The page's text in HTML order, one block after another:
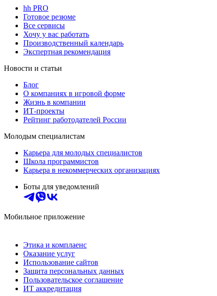
hh PRO
Готовое резюме
Все сервисы
Хочу у вас работать
Производственный календарь
Экспертная рекомендация
Новости и статьи
Блог
О компаниях в игровой форме
Жизнь в компании
ИТ-проекты
Рейтинг работодателей России
Молодым специалистам
Карьера для молодых специалистов
Школа программистов
Карьера в некоммерческих организациях
Боты для уведомлений
Мобильное приложение
Этика и комплаенс
Оказание услуг
Использование сайтов
Защита персональных данных
Пользовательское соглашение
ИТ аккредитация